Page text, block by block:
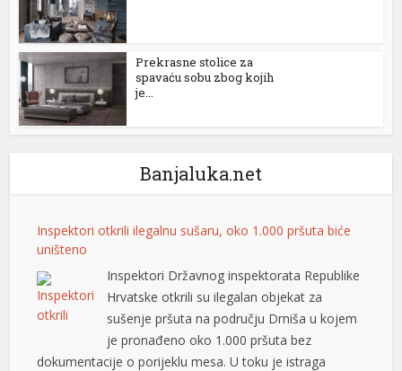
Prekrasne stolice za
spavaću sobu zbog kojih
je...
Banjaluka.net
Inspektori otkrili ilegalnu sušaru, oko 1.000 pršuta biće
uništeno
Inspektori Državnog inspektorata Republike
Hrvatske otkrili su ilegalan objekat za
sušenje pršuta na području Drniša u kojem
je pronađeno oko 1.000 pršuta bez
dokumentacije o porijeklu mesa. U toku je istraga